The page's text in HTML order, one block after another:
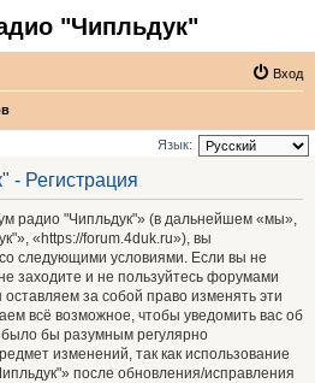
"Чипльдук"
Вход
Язык:
- Регистрация
радио "Чипльдук"» (в дальнейшем «мы»,
«https://forum.4duk.ru»), вы
следующими условиями. Если вы не
заходите и не пользуйтесь форумами
за собой право изменять эти
всё возможное, чтобы уведомить вас об
бы разумным регулярно
изменений, так как использование
после обновления/исправления